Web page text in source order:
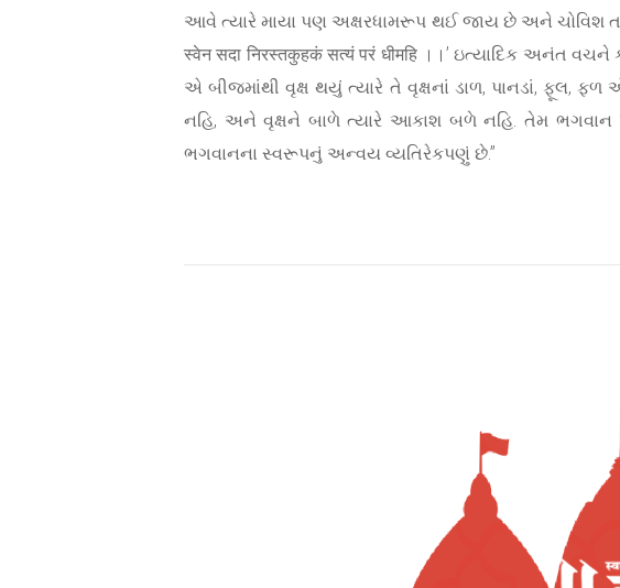
આવે ત્યારે માયા પણ અક્ષરધામરૂપ થઈ જાય છે અને ચોવિશ
स्वेन सदा निरस्तकुहकं सत्यं परं धीमहि ।।’ ઇત્યાદિક અનંત
એ બીજમાંથી વૃક્ષ થયું ત્યારે તે વૃક્ષનાં ડાળ, પાનડાં, ફૂલ,
નહિ, અને વૃક્ષને બાળે ત્યારે આકાશ બળે નહિ. તેમ
ભગવાનના સ્વરૂપનું અન્વય વ્યતિરેકપણું છે.”